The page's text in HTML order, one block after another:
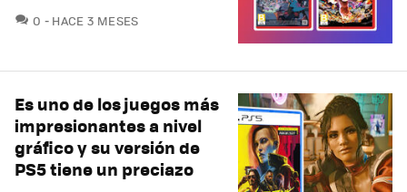
0 COMENTARIOS
HACE 3 MESES
Es uno de los juegos más
impresionantes a nivel
gráfico y su versión de
PS5 tiene un preciazo